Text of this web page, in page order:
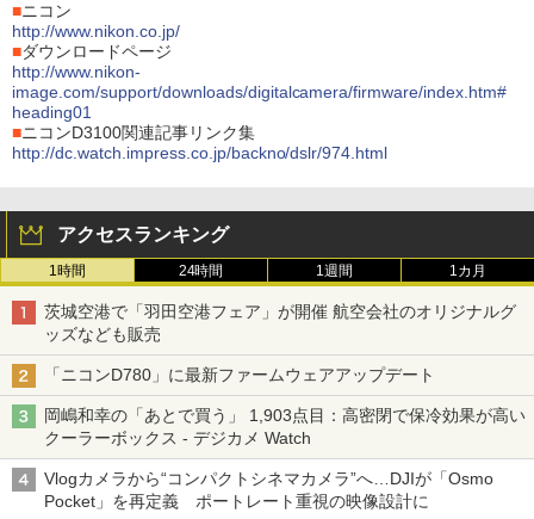
■ニコン
http://www.nikon.co.jp/
■ダウンロードページ
http://www.nikon-
image.com/support/downloads/digitalcamera/firmware/index.htm#
heading01
■ニコンD3100関連記事リンク集
http://dc.watch.impress.co.jp/backno/dslr/974.html
アクセスランキング
1時間 24時間 1週間 1カ月
茨城空港で「羽田空港フェア」が開催 航空会社のオリジナルグ
ッズなども販売
「ニコンD780」に最新ファームウェアアップデート
岡嶋和幸の「あとで買う」 1,903点目：高密閉で保冷効果が高い
クーラーボックス - デジカメ Watch
Vlogカメラから“コンパクトシネマカメラ”へ…DJIが「Osmo
Pocket」を再定義 ポートレート重視の映像設計に